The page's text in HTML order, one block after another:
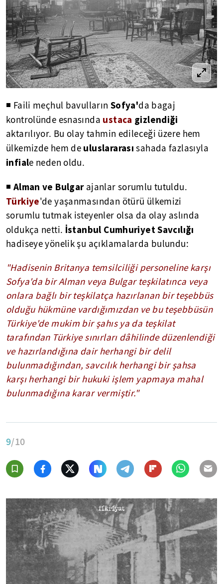
◾ Faili meçhul bavulların Sofya'da bagaj
kontrolünde esnasında ustaca gizlendiği
aktarılıyor. Bu olay tahmin edileceği üzere hem
ülkemizde hem de uluslararasısahada fazlasıyla
infiale neden oldu.
◾ Alman ve Bulgar ajanlar sorumlu tutuldu.
Türkiye'de yaşanmasından ötürü ülkemizi
sorumlu tutmak isteyenler olsa da olay aslında
oldukça netti. İstanbul Cumhuriyet Savcılığı
hadiseye yönelik şu açıklamalarda bulundu:
"Hadisenin Britanya temsilciliği personeline karşı
Sofya'da bir Alman veya Bulgar teşkilatınca veya
onlara bağlı bir teşkilatça hazırlanan bir teşebbüs
olduğu hükmüne vardığımızdan ve bu teşebbüsün
Türkiye'de mukim bir şahıs ya da teşkilat
tarafından Türkiye sınırları dâhilinde düzenlendiği
ve hazırlandığına dair herhangi bir delil
bulunmadığından, savcılık herhangi bir şahsa
karşı herhangi bir hukuki işlem yapmaya mahal
bulunmadığına karar vermiştir."
9/10